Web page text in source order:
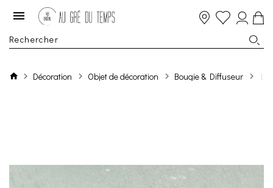
Décoration Objet de décoration Bougie & Diffuseur